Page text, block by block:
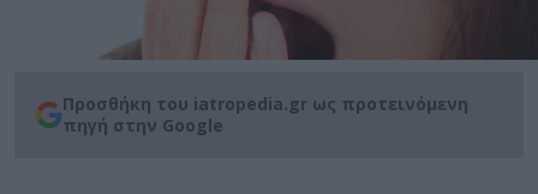
Προσθήκη του iatropedia.gr ως προτεινόμενη
πηγή στην Google